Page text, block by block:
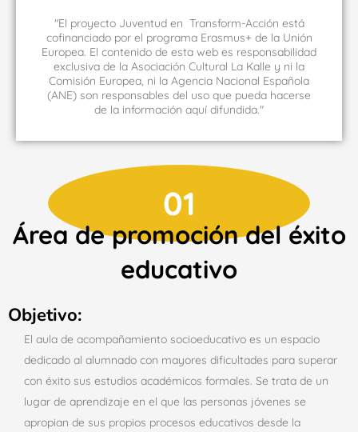
"El proyecto Juventud en Transform-Acción está
cofinanciado por el programa Erasmus+ de la Unión
Europea. El contenido de esta web es responsabilidad
exclusiva de la Asociación Cultural La Kalle y ni la
Comisión Europea, ni la Agencia Nacional Española
(ANE) son responsables del uso que pueda hacerse
de la información aquí difundida."
01
Área de promoción del éxito
educativo
Objetivo:
El aula de acompañamiento socioeducativo es un espacio
dedicado al alumnado con mayores dificultades para superar
con éxito sus estudios académicos formales. Se trata de un
lugar de aprendizaje en el que las personas jóvenes se
apropian de sus propios procesos educativos desde la